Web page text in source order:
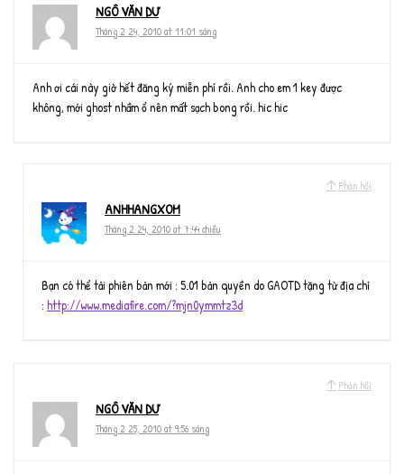
NGÔ VĂN DƯ
Tháng 2 24, 2010 at 11:01 sáng
Anh ơi cái này giờ hết đăng ký miễn phí rồi. Anh cho em 1 key được
không, mới ghost nhầm ổ nên mất sạch bong rồi. hic hic
Phản hồi
ANHHANGXOM
Tháng 2 24, 2010 at 7:44 chiều
Bạn có thể tải phiên bản mới : 5.01 bản quyền do GAOTD tặng từ địa chỉ
: http://www.mediafire.com/?mjn0ymmtz3d
Phản hồi
NGÔ VĂN DƯ
Tháng 2 25, 2010 at 9:56 sáng